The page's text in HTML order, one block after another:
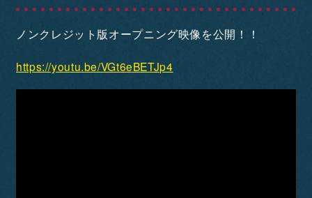
Blu-ray
Books
ノンクレジット版オープニング映像を公開！！
https://youtu.be/VGt6eBETJp4